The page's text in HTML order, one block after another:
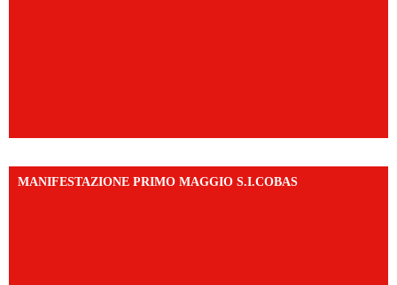
MANIFESTAZIONE PRIMO MAGGIO S.I.COBAS